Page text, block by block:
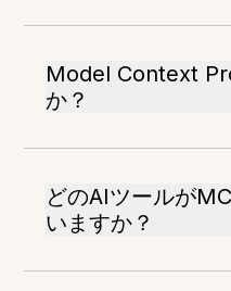
Model Context
か？
どのAIツールが
いますか？